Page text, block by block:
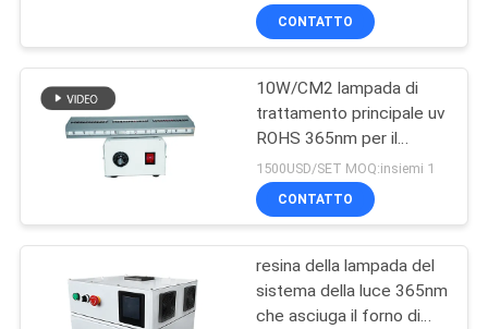
405nm di Shenzhen
1200w
CONTATTO
10W/CM2 lampada di
trattamento principale uv
ROHS 365nm per il
rivestimento della resina
1500USD/SET MOQ:insiemi 1
CONTATTO
resina della lampada del
sistema della luce 365nm
che asciuga il forno di